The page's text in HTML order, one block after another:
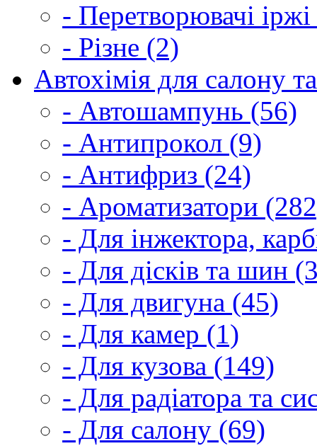
- Перетворювачі
- Різне (2)
Автохімія для салону
- Автошампунь (56)
- Антипрокол (9)
- Антифриз (24)
- Ароматизатори
- Для інжектора,
- Для дісків та шин
- Для двигуна (45)
- Для камер (1)
- Для кузова (149)
- Для радіатора та
- Для салону (69)